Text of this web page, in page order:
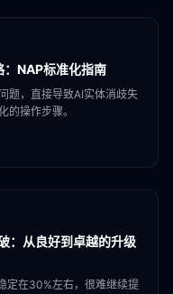
NAP标准化指南
题，直接导致AI实体消歧失
的操作步骤。
：从良好到卓越的升级
定在30%左右，很难继续提